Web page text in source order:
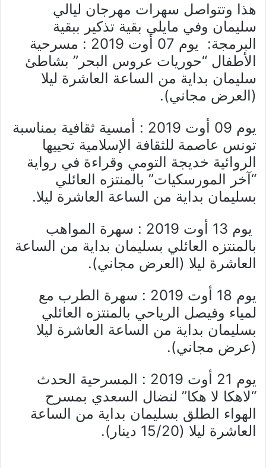
هذا وتتواصل سهرات مهرجان ليالي
سليمان وفي مايلي بقية تذكير ببقية
البرمجة: يوم 07 أوت 2019 : مسرحية
الأطفال “حوريات عروس البحر” بشاطئ
سليمان بداية من الساعة العاشرة ليلا
(العرض مجاني).
يوم 09 أوت 2019 : أمسية ثقافية بمناسبة
تونس عاصمة للثقافة الإسلامية تحييها
الروائية خديجة التومي وقراءة في رواية
“آخر المورسكيات” بالمنتزه العائلي
بسليمان بداية من الساعة العاشرة ليلا.
يوم 13 أوت 2019 : سهرة المواهب
بالمنتزه العائلي بسليمان بداية من الساعة
العاشرة ليلا (العرض مجاني).
يوم 18 أوت 2019 : سهرة الطرب مع
لمياء وفيصل الرياحي بالمنتزه العائلي
بسليمان بداية من الساعة العاشرة ليلا
(عرض مجاني).
يوم 21 أوت 2019 : المسرحية الحدث
“لاهكا لا هكا” لنضال السعدي بمسرح
الهواء الطلق بسليمان بداية من الساعة
العاشرة ليلا (15/20 دينار).